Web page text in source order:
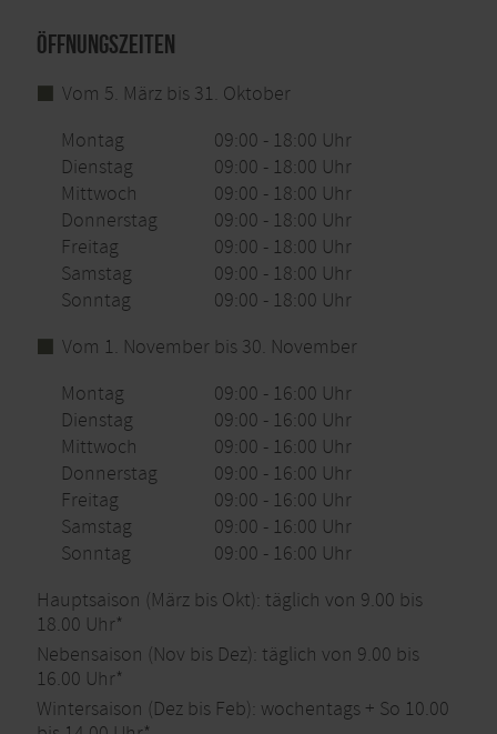
Öffnungszeiten
Vom 5. März bis 31. Oktober
Montag
09:00 - 18:00 Uhr
Dienstag
09:00 - 18:00 Uhr
Mittwoch
09:00 - 18:00 Uhr
Donnerstag
09:00 - 18:00 Uhr
Freitag
09:00 - 18:00 Uhr
Samstag
09:00 - 18:00 Uhr
Sonntag
09:00 - 18:00 Uhr
Vom 1. November bis 30. November
Montag
09:00 - 16:00 Uhr
Dienstag
09:00 - 16:00 Uhr
Mittwoch
09:00 - 16:00 Uhr
Donnerstag
09:00 - 16:00 Uhr
Freitag
09:00 - 16:00 Uhr
Samstag
09:00 - 16:00 Uhr
Sonntag
09:00 - 16:00 Uhr
Hauptsaison (März bis Okt): täglich von 9.00 bis
18.00 Uhr*
Nebensaison (Nov bis Dez): täglich von 9.00 bis
16.00 Uhr*
Wintersaison (Dez bis Feb): wochentags + So 10.00